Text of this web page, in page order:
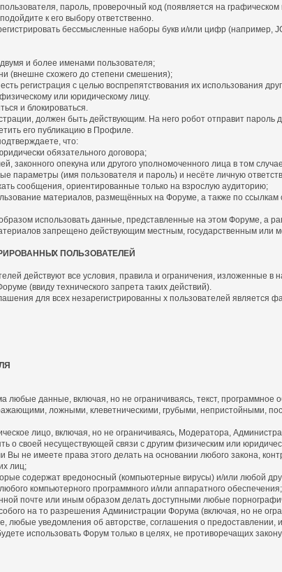
пароль, проверочный код (появляется на
к его выбору ответственно.
бессмысленные наборы букв и/или цифр (например,
и более именами пользователя;
(внешне схожего до степени смешения);
регистрация с целью воспрепятствования их использования
или юридическому лицу.
и блокироваться.
должен быть действующим. На него робот отправит
его публикацию в Профиле.
что:
обязательного договора;
опекуна или другого уполномоченного лица в том
(имя пользователя и пароль) и несёте личную
сообщения, ориентированные только на взрослую аудиторию;
материалов, размещённых на Форуме, а также по ссылкам
использовать данные, представленные на этом Форуме, а
запрещено действующим местным, государственным или
Х ПОЛЬЗОВАТЕЛЕЙ
действуют все условия, правила и ограничения, изложенные
(ввиду технического запрета таких действий).
для всех незарегистрированны х пользователей является
данные, включая, но не ограничиваясь, текст, программное
ложными, клеветническими, грубыми, непристойными,
лицо, включая, но не ограничиваясь, Модератора,
о своей несуществующей связи с другим физическим или
не имеете права этого делать на основании любого закона,
лиц;
содержат вредоносный (компьютерные вирусы) и/или любой
компьютерного программного и/или аппаратного обеспечения;
почте или иным образом делать доступными любые
на то разрешения Администрации Форума (включая, но не
уведомления об авторстве, соглашения о предоставлении,
использовать Форум только в целях, не противоречащих закону.